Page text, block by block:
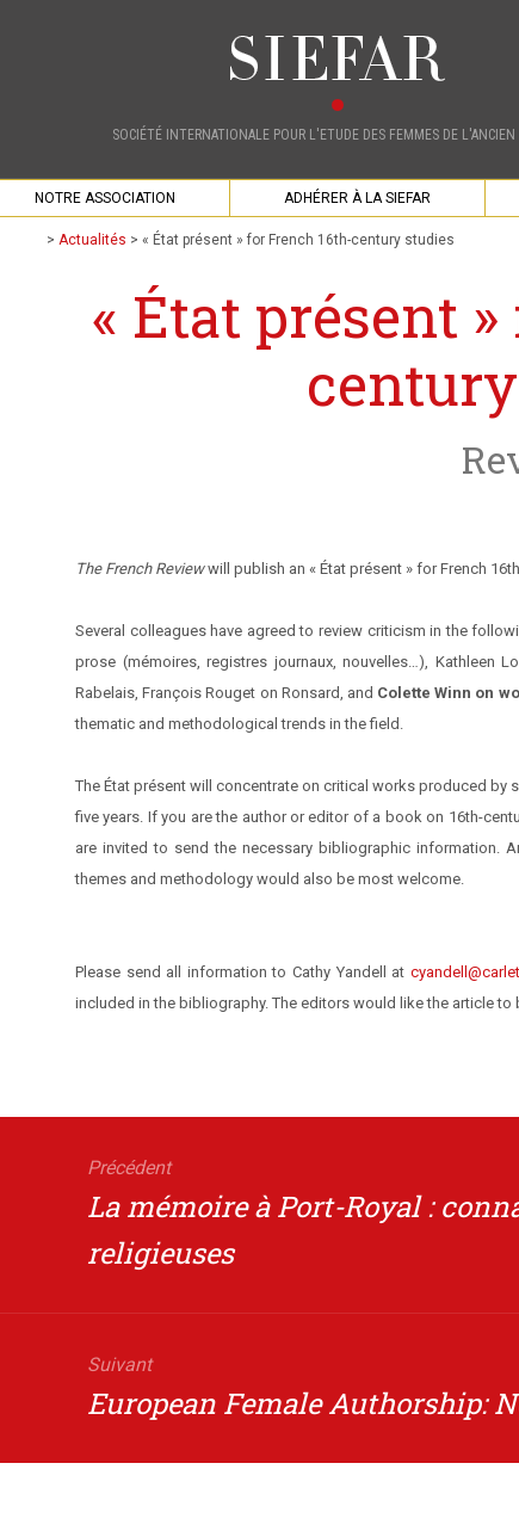
SOCIÉTÉ INTERNATIONALE POUR L'ETUDE DES FEMMES DE L'ANCIEN
NOTRE ASSOCIATION ADHÉRER À LA SIEFAR
> Actualités > « État présent » for French 16th-century studies
« État présent
The French Reviewwill publish an « État présent » for French
Several colleagues have agreed to review criticism in the
prose (mémoires, registres journaux, nouvelles…), Kathleen
Rabelais, François Rouget on Ronsard, and Colette Winn on
thematic and methodological trends in the field.
The État présent will concentrate on critical works produced
five years. If you are the author or editor of a book on 16th-
are invited to send the necessary bibliographic information.
themes and methodology would also be most welcome.
Please send all information to Cathy Yandell at
included in the bibliography. The editors would like the article
l’article
Précédent
Article
La mémoire à Port-Royal :
religieuses
Suivant
Article
European Female Authorship: